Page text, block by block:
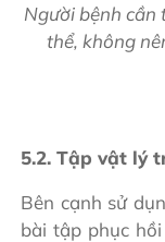
Người bệnh cần
thể, không
5.2. Tập vật lý
Bên cạnh sử
bài tập phục